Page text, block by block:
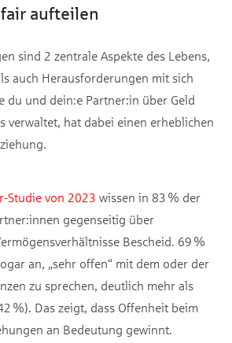
aufteilen
sind 2 zentrale Aspekte des Lebens,
auch Herausforderungen mit sich
du und dein:e Partner:in über Geld
verwaltet, hat dabei einen erheblichen
Studie von 2023 wissen in 83 % der
gegenseitig über
Bescheid. 69 %
an, „sehr offen“ mit dem oder der
zu sprechen, deutlich mehr als
%). Das zeigt, dass Offenheit beim
an Bedeutung gewinnt.